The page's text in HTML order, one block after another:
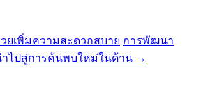
ยเพิ่มความสะดวกสบาย การพัฒนา
ไปสู่การค้นพบใหม่ในด้าน →